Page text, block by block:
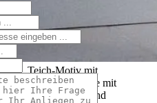
Teich-Motiv mit
unter einer Bordüre mit
Badezimmerwand